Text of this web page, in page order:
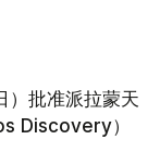
）批准派拉蒙天
Discovery）